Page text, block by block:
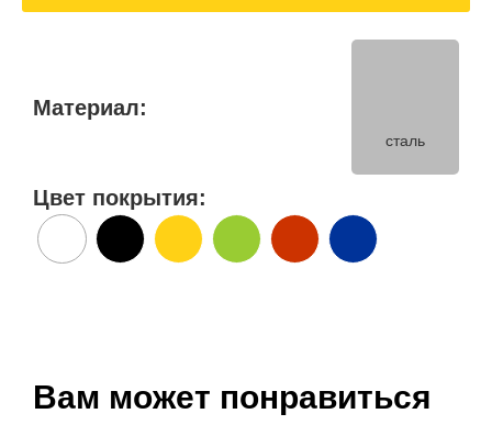
Материал:
сталь
Цвет покрытия:
Вам может понравиться